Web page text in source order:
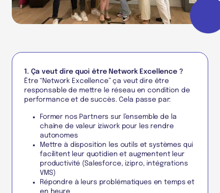
1. Ça veut dire quoi être Network Excellence ?
Être “Network Excellence” ça veut dire être
responsable de mettre le réseau en condition de
performance et de succès. Cela passe par:
Former nos Partners sur l’ensemble de la
chaîne de valeur iziwork pour les rendre
autonomes
Mettre à disposition les outils et systèmes qui
facilitent leur quotidien et augmentent leur
productivité (Salesforce, izipro, intégrations
VMS)
Répondre à leurs problématiques en temps et